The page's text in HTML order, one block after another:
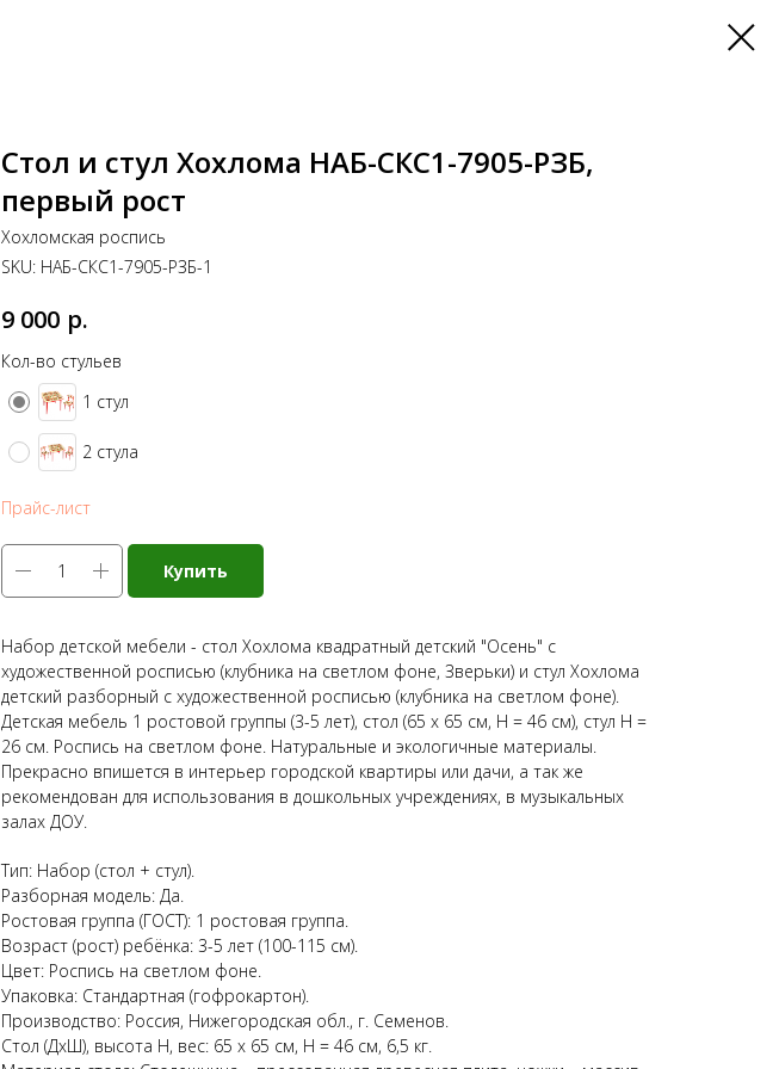
Стол и стул Хохлома НАБ-СКС1-7905-РЗБ,
первый рост
Хохломская роспись
SKU: НАБ-СКС1-7905-РЗБ-1
9 000 р.
Кол-во стульев
1 стул
2 стула
Прайс-лист
Купить
Набор детской мебели - стол Хохлома квадратный детский "Осень" с
художественной росписью (клубника на светлом фоне, Зверьки) и стул Хохлома
детский разборный с художественной росписью (клубника на светлом фоне).
Детская мебель 1 ростовой группы (3-5 лет), стол (65 х 65 см, Н = 46 см), стул Н =
26 см. Роспись на светлом фоне. Натуральные и экологичные материалы.
Прекрасно впишется в интерьер городской квартиры или дачи, а так же
рекомендован для использования в дошкольных учреждениях, в музыкальных
залах ДОУ.
Тип: Набор (стол + стул).
Разборная модель: Да.
Ростовая группа (ГОСТ): 1 ростовая группа.
Возраст (рост) ребёнка: 3-5 лет (100-115 см).
Цвет: Роспись на светлом фоне.
Упаковка: Стандартная (гофрокартон).
Производство: Россия, Нижегородская обл., г. Семенов.
Стол (ДхШ), высота Н, вес: 65 х 65 см, Н = 46 см, 6,5 кг.